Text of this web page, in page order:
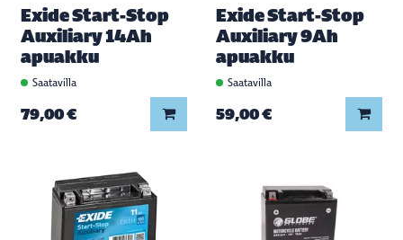
Exide Start-Stop
Auxiliary 14Ah
apuakku
Saatavilla
79,00 € Lisää koriin
Exide Start-Stop
Auxiliary 9Ah
apuakku
Saatavilla
59,00 €